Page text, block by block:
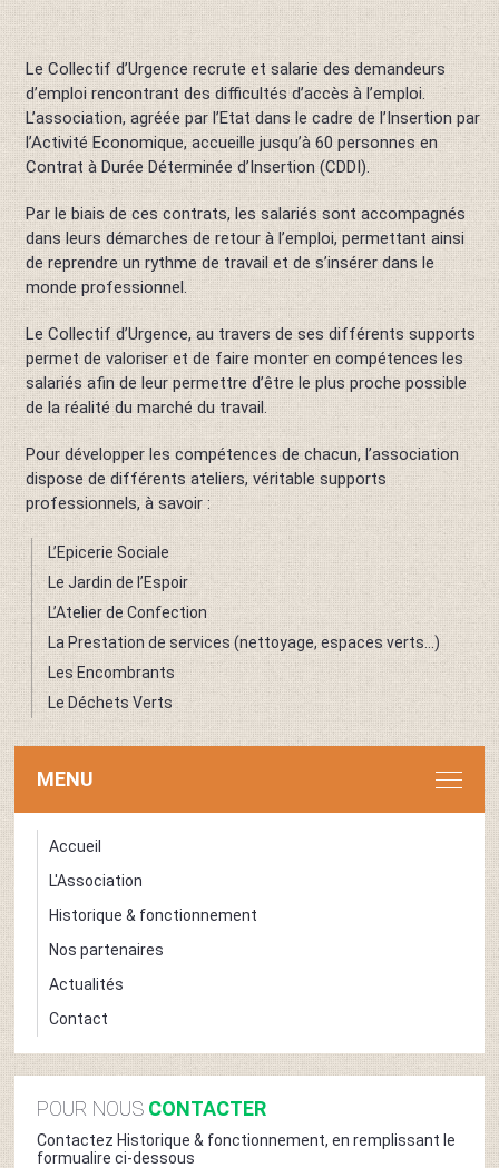
Le Collectif d’Urgence recrute et salarie des demandeurs
d’emploi rencontrant des difficultés d’accès à l’emploi.
L’association, agréée par l’Etat dans le cadre de l’Insertion par
l’Activité Economique, accueille jusqu’à 60 personnes en
Contrat à Durée Déterminée d’Insertion (CDDI).
Par le biais de ces contrats, les salariés sont accompagnés
dans leurs démarches de retour à l’emploi, permettant ainsi
de reprendre un rythme de travail et de s’insérer dans le
monde professionnel.
Le Collectif d’Urgence, au travers de ses différents supports
permet de valoriser et de faire monter en compétences les
salariés afin de leur permettre d’être le plus proche possible
de la réalité du marché du travail.
Pour développer les compétences de chacun, l’association
dispose de différents ateliers, véritable supports
professionnels, à savoir :
L’Epicerie Sociale
Le Jardin de l’Espoir
L’Atelier de Confection
La Prestation de services (nettoyage, espaces verts…)
Les Encombrants
Le Déchets Verts
MENU
Accueil
L'Association
Historique & fonctionnement
Nos partenaires
Actualités
Contact
POUR NOUS CONTACTER
Contactez Historique & fonctionnement, en remplissant le
formualire ci-dessous